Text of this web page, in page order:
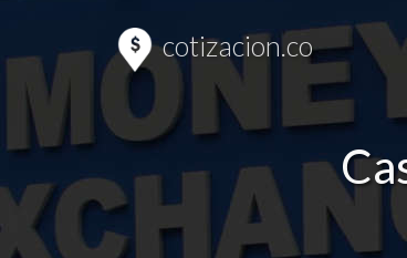
cotizacion.co